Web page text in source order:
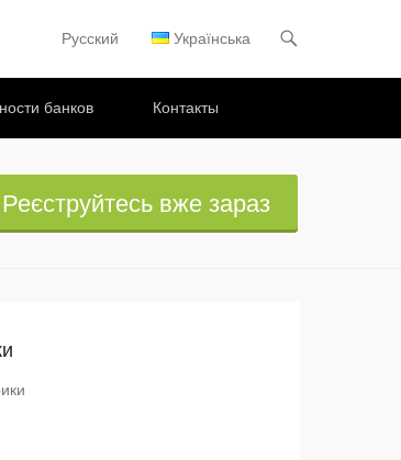
Основное меню
Перейти к содержимому
Русский Українська
банков Контакты
Реєструйтесь вже зараз